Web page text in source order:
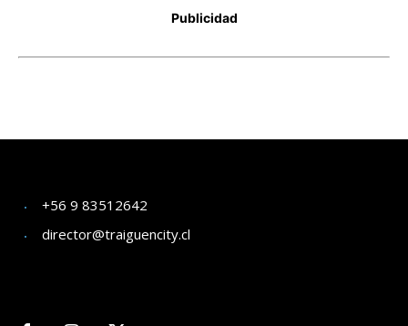
+56 9 83512642
director@traiguencity.cl